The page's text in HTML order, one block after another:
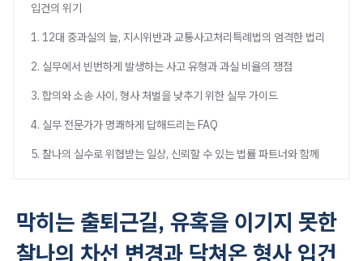
입건의 위기
1. 12대 중과실의 늪, 지시위반과 교통사고처리특례법의 엄격한 법리
2. 실무에서 빈번하게 발생하는 사고 유형과 과실 비율의 쟁점
3. 합의와 소송 사이, 형사 처벌을 낮추기 위한 실무 가이드
4. 실무 전문가가 명쾌하게 답해드리는 FAQ
5. 찰나의 실수로 위협받는 일상, 신뢰할 수 있는 법률 파트너와 함께
막히는 출퇴근길, 유혹을 이기지 못한
찰나의 차선 변경과 닥쳐온 형사 입건